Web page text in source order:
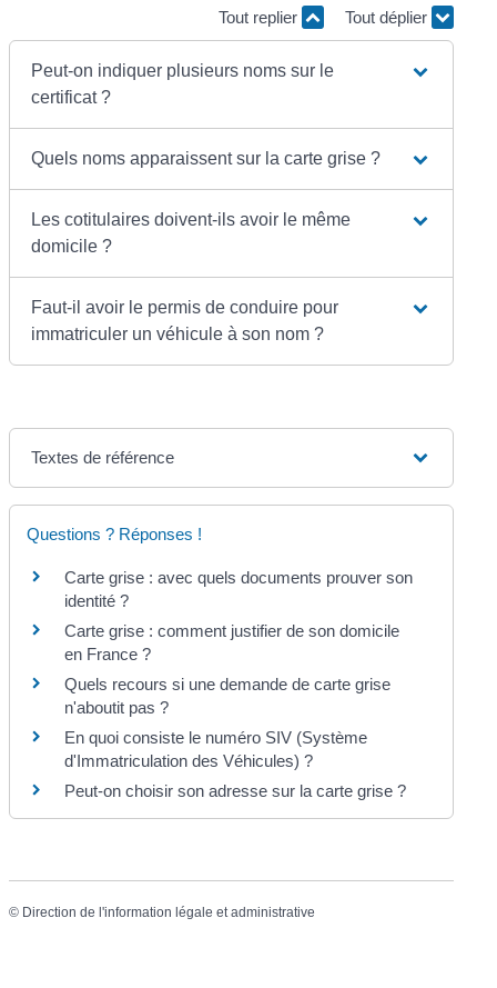
Tout replier Tout déplier
Peut-on indiquer plusieurs noms sur le
certificat ?
Quels noms apparaissent sur la carte grise ?
Les cotitulaires doivent-ils avoir le même
domicile ?
Faut-il avoir le permis de conduire pour
immatriculer un véhicule à son nom ?
Textes de référence
Questions ? Réponses !
Carte grise : avec quels documents prouver son
identité ?
Carte grise : comment justifier de son domicile
en France ?
Quels recours si une demande de carte grise
n'aboutit pas ?
En quoi consiste le numéro SIV (Système
d'Immatriculation des Véhicules) ?
Peut-on choisir son adresse sur la carte grise ?
© Direction de l'information légale et administrative